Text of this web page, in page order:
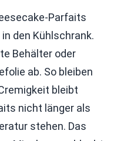
Parfaits
den Kühlschrank.
Behälter oder
ab. So bleiben
bleibt
nicht länger als
stehen. Das